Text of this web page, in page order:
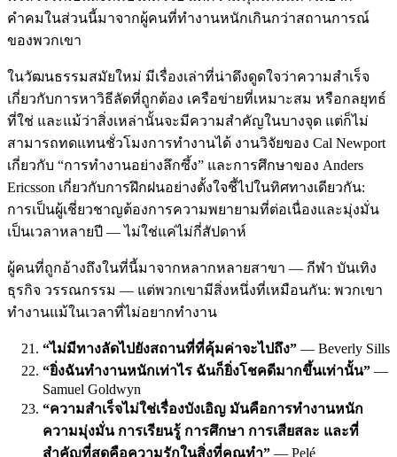
คำคมในส่วนนี้มาจากผู้คนที่ทำงานหนักเกินกว่าสถานการณ์
ของพวกเขา
ในวัฒนธรรมสมัยใหม่ มีเรื่องเล่าที่น่าดึงดูดใจว่าความสำเร็จ
เกี่ยวกับการหาวิธีลัดที่ถูกต้อง เครือข่ายที่เหมาะสม หรือกลยุทธ์
ที่ใช่ และแม้ว่าสิ่งเหล่านั้นจะมีความสำคัญในบางจุด แต่ก็ไม่
สามารถทดแทนชั่วโมงการทำงานได้ งานวิจัยของ Cal Newport
เกี่ยวกับ “การทำงานอย่างลึกซึ้ง” และการศึกษาของ Anders
Ericsson เกี่ยวกับการฝึกฝนอย่างตั้งใจชี้ไปในทิศทางเดียวกัน:
การเป็นผู้เชี่ยวชาญต้องการความพยายามที่ต่อเนื่องและมุ่งมั่น
เป็นเวลาหลายปี — ไม่ใช่แค่ไม่กี่สัปดาห์
ผู้คนที่ถูกอ้างถึงในที่นี้มาจากหลากหลายสาขา — กีฬา บันเทิง
ธุรกิจ วรรณกรรม — แต่พวกเขามีสิ่งหนึ่งที่เหมือนกัน: พวกเขา
ทำงานแม้ในเวลาที่ไม่อยากทำงาน
“ไม่มีทางลัดไปยังสถานที่ที่คุ้มค่าจะไปถึง” — Beverly Sills
“ยิ่งฉันทำงานหนักเท่าไร ฉันก็ยิ่งโชคดีมากขึ้นเท่านั้น” —
Samuel Goldwyn
“ความสำเร็จไม่ใช่เรื่องบังเอิญ มันคือการทำงานหนัก
ความมุ่งมั่น การเรียนรู้ การศึกษา การเสียสละ และที่
สำคัญที่สุดคือความรักในสิ่งที่คุณทำ” — Pelé